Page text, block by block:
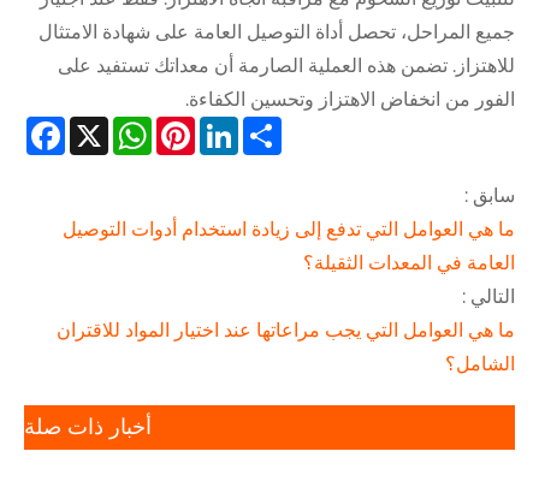
جميع المراحل، تحصل أداة التوصيل العامة على شهادة الامتثال
للاهتزاز. تضمن هذه العملية الصارمة أن معداتك تستفيد على
الفور من انخفاض الاهتزاز وتحسين الكفاءة.
X
WhatsAppPinterestLinkedInShare
سابق :
ما هي العوامل التي تدفع إلى زيادة استخدام أدوات التوصيل
العامة في المعدات الثقيلة؟
التالي :
ما هي العوامل التي يجب مراعاتها عند اختيار المواد للاقتران
الشامل؟
أخبار ذات صلة